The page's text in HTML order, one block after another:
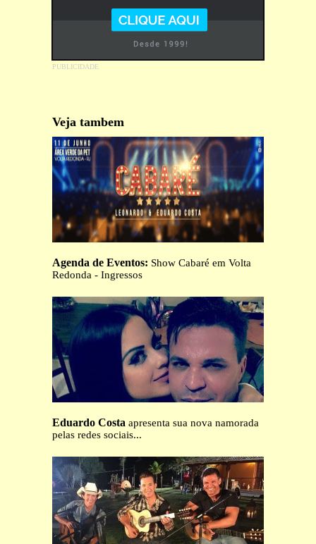
Veja tambem
Agenda de Eventos: Show Cabaré em Volta
Redonda - Ingressos
Eduardo Costa apresenta sua nova namorada
pelas redes sociais...